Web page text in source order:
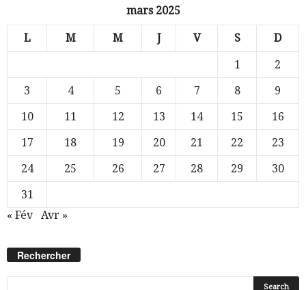
mars 2025
L M M J V S D
1
2
3
4 5 6 7 8
9
10
11 12 13 14 15
16
17
18 19 20 21 22
23
24
25 26 27 28 29
30
31
« Fév
Avr »
Rechercher